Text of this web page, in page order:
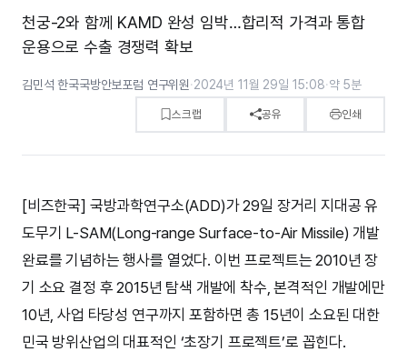
천궁-2와 함께 KAMD 완성 임박…합리적 가격과 통합
운용으로 수출 경쟁력 확보
김민석 한국국방안보포럼 연구위원·2024년 11월 29일 15:08·약 5분
스크랩 공유 인쇄
[비즈한국] 국방과학연구소(ADD)가 29일 장거리 지대공 유
도무기 L-SAM(Long-range Surface-to-Air Missile) 개발
완료를 기념하는 행사를 열었다. 이번 프로젝트는 2010년 장
기 소요 결정 후 2015년 탐색 개발에 착수, 본격적인 개발에만
10년, 사업 타당성 연구까지 포함하면 총 15년이 소요된 대한
민국 방위산업의 대표적인 ‘초장기 프로젝트’로 꼽힌다.